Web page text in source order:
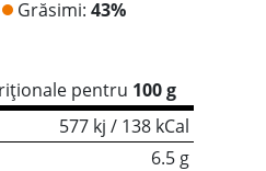
Grăsimi: 43%
pentru 100 g
577 kj / 138 kCal
6.5 g